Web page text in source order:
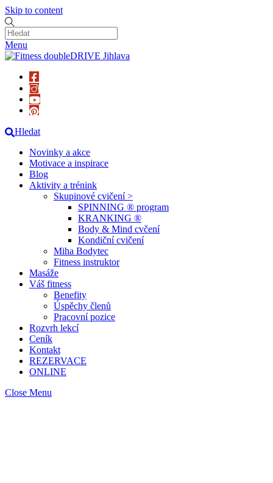
Skip to content
Menu
Hledat
Novinky a akce
Motivace a inspirace
Blog
Aktivity a trénink
Skupinové cvičení >
SPINNING ® program
KRANKING ®
Body & Mind cvčení
Kondiční cvičení
Miha Bodytec
Fitness instruktor
Masáže
Váš fitness
Benefity
Úspěchy členů
Pracovní pozice
Rozvrh lekcí
Ceník
Kontakt
REZERVACE
ONLINE
Close Menu